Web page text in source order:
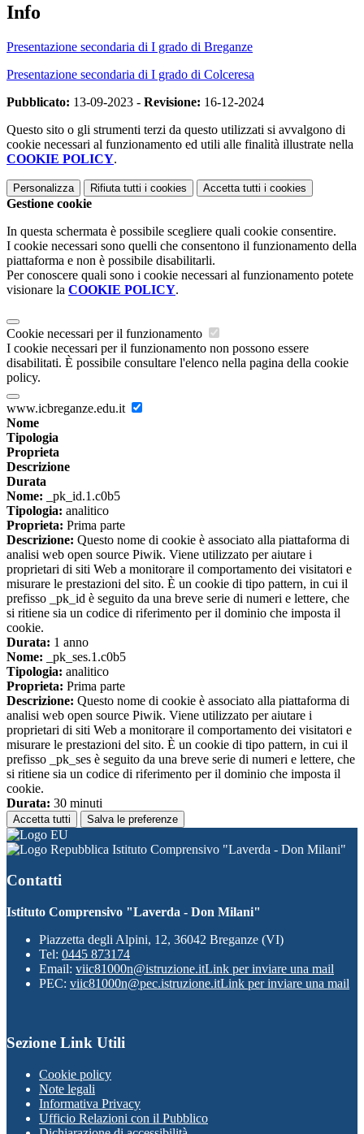
Info
Presentazione secondaria di I grado di Breganze
Presentazione secondaria di I grado di Colceresa
Pubblicato: 13-09-2023 - Revisione: 16-12-2024
Questo sito o gli strumenti terzi da questo utilizzati si avvalgono di
cookie necessari al funzionamento ed utili alle finalità illustrate nella
COOKIE POLICY.
Personalizza Rifiuta tutti i cookies Accetta tutti i cookies
Gestione cookie
In questa schermata è possibile scegliere quali cookie consentire.
I cookie necessari sono quelli che consentono il funzionamento della
piattaforma e non è possibile disabilitarli.
Per conoscere quali sono i cookie necessari al funzionamento potete
visionare la COOKIE POLICY.
Cookie necessari per il funzionamento
I cookie necessari per il funzionamento non possono essere
disabilitati. È possibile consultare l'elenco nella pagina della cookie
policy.
www.icbreganze.edu.it
Nome
Tipologia
Proprieta
Descrizione
Durata
Nome: _pk_id.1.c0b5
Tipologia: analitico
Proprieta: Prima parte
Descrizione: Questo nome di cookie è associato alla piattaforma di
analisi web open source Piwik. Viene utilizzato per aiutare i
proprietari di siti Web a monitorare il comportamento dei visitatori e
misurare le prestazioni del sito. È un cookie di tipo pattern, in cui il
prefisso _pk_id è seguito da una breve serie di numeri e lettere, che
si ritiene sia un codice di riferimento per il dominio che imposta il
cookie.
Durata: 1 anno
Nome: _pk_ses.1.c0b5
Tipologia: analitico
Proprieta: Prima parte
Descrizione: Questo nome di cookie è associato alla piattaforma di
analisi web open source Piwik. Viene utilizzato per aiutare i
proprietari di siti Web a monitorare il comportamento dei visitatori e
misurare le prestazioni del sito. È un cookie di tipo pattern, in cui il
prefisso _pk_ses è seguito da una breve serie di numeri e lettere, che
si ritiene sia un codice di riferimento per il dominio che imposta il
cookie.
Durata: 30 minuti
Accetta tutti Salva le preferenze
Istituto Comprensivo "Laverda - Don Milani"
Contatti
Istituto Comprensivo "Laverda - Don Milani"
Piazzetta degli Alpini, 12, 36042 Breganze (VI)
Tel: 0445 873174
Email: viic81000n@istruzione.itLink per inviare una mail
PEC: viic81000n@pec.istruzione.itLink per inviare una mail
Sezione Link Utili
Cookie policy
Note legali
Informativa Privacy
Ufficio Relazioni con il Pubblico